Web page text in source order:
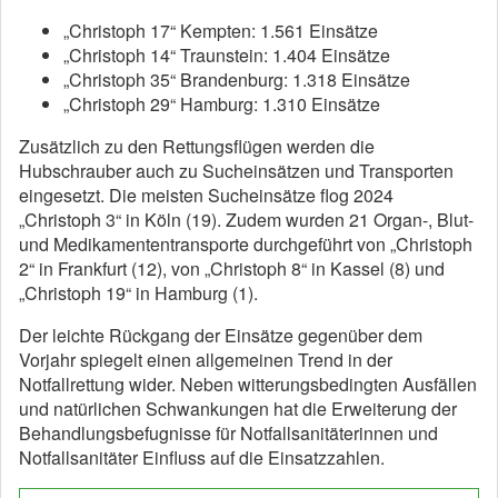
„Christoph 17“ Kempten: 1.561 Einsätze
„Christoph 14“ Traunstein: 1.404 Einsätze
„Christoph 35“ Brandenburg: 1.318 Einsätze
„Christoph 29“ Hamburg: 1.310 Einsätze
Zusätzlich zu den Rettungsflügen werden die
Hubschrauber auch zu Sucheinsätzen und Transporten
eingesetzt. Die meisten Sucheinsätze flog 2024
„Christoph 3“ in Köln (19). Zudem wurden 21 Organ-, Blut-
und Medikamententransporte durchgeführt von „Christoph
2“ in Frankfurt (12), von „Christoph 8“ in Kassel (8) und
„Christoph 19“ in Hamburg (1).
Der leichte Rückgang der Einsätze gegenüber dem
Vorjahr spiegelt einen allgemeinen Trend in der
Notfallrettung wider. Neben witterungsbedingten Ausfällen
und natürlichen Schwankungen hat die Erweiterung der
Behandlungsbefugnisse für Notfallsanitäterinnen und
Notfallsanitäter Einfluss auf die Einsatzzahlen.